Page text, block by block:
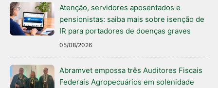
Atenção, servidores aposentados e
pensionistas: saiba mais sobre isenção de
IR para portadores de doenças graves
05/08/2026
Abramvet empossa três Auditores Fiscais
Federais Agropecuários em solenidade